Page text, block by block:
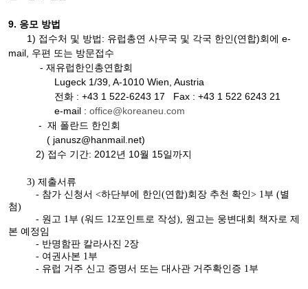
9. 응모 방법
1) 접수처 및 방법: 유럽총연 사무국 및 각국 한인(연합)회에 e-
mail, 우편 또는 방문접수
- 재유럽한인총연합회
Lugeck 1/39, A-1010 Wien Austria
전화: +43 1 522-6243 17 Fax : +43 1 522 6243 21
e-mail : office@koreaneu.com
- 재 폴란드 한인회
( janusz@hanmail.net)
2) 접수 기간: 2012년 10월 15일까지
3) 제출서류
- 참가 신청서 <하단부에 한인(연합)회장 추천 확인> 1부 (별
첨)
- 원고 1부 (워드 12포인트로 작성), 원고는 웅변대회 책자로 제
본 예정임
- 반명함판 칼라사진 2장
- 여권사본 1부
- 유럽 거주 신고 증명서 또는 대사관 거주확인증 1부